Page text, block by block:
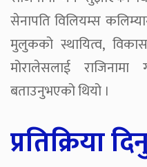
सेनापति विलियम्स
मुलुकको स्थायित्व,
मोरालेसलाई
बताउनुभएको थियो ।
प्रतिक्रिया